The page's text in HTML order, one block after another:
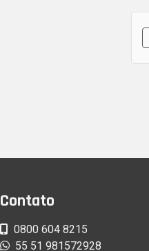
Contato
0800 604 8215
55 51 981572928